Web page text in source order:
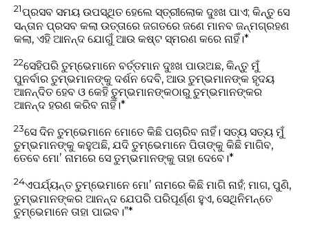
21ପ୍ରସବ ସମୟ ଉପସ୍ଥିତ ହେଲେ ସ୍ତ୍ରୀଲୋକ ଦୁଃଖ ପାଏ; କିନ୍ତୁ ସେ
ସନ୍ତାନ ପ୍ରସବ କଲା ଉତ୍ତାରେ ଜଗତରେ ଜଣେ ମାନବ ଜନ୍ମଗ୍ରହଣ
କଲା, ଏହି ଆନନ୍ଦ ଯୋଗୁଁ ଆଉ କଷ୍ଟ ସ୍ମରଣ କରେ ନାହିଁ।*
22ସେହିପରି ତୁମ୍ଭେମାନେ ବର୍ତ୍ତମାନ ଦୁଃଖ ପାଉଅଛ, କିନ୍ତୁ ମୁଁ
ପୁନର୍ବାର ତୁମ୍ଭମାନଙ୍କୁ ଦର୍ଶନ ଦେବି, ଆଉ ତୁମ୍ଭମାନଙ୍କ ହୃଦୟ
ଆନନ୍ଦିତ ହେବ ଓ କେହି ତୁମ୍ଭମାନଙ୍କଠାରୁ ତୁମ୍ଭମାନଙ୍କର
ଆନନ୍ଦ ହରଣ କରିବ ନାହିଁ।*
23ସେ ଦିନ ତୁମ୍ଭେମାନେ ମୋତେ କିଛି ପଚାରିବ ନାହିଁ। ସତ୍ୟ ସତ୍ୟ ମୁଁ
ତୁମ୍ଭମାନଙ୍କୁ କହୁଅଛି, ଯଦି ତୁମ୍ଭେମାନେ ପିତାଙ୍କୁ କିଛି ମାଗିବ,
ତେବେ ମୋʼ ନାମରେ ସେ ତୁମ୍ଭମାନଙ୍କୁ ତାହା ଦେବେ।*
24ଏପର୍ଯ୍ୟନ୍ତ ତୁମ୍ଭେମାନେ ମୋʼ ନାମରେ କିଛି ମାଗି ନାହଁ; ମାଗ, ପୁଣି,
ତୁମ୍ଭମାନଙ୍କର ଆନନ୍ଦ ଯେପରି ପରିପୂର୍ଣ୍ଣ ହୁଏ, ସେଥିନିମନ୍ତେ
ତୁମ୍ଭେମାନେ ତାହା ପାଇବ।”*